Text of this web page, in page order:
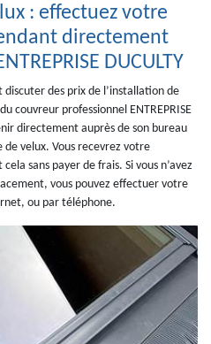
: effectuez votre
directement
DUCULTY
des prix de l’installation de
couvreur professionnel ENTREPRISE
directement auprès de son bureau
de velux. Vous recevrez votre
sans payer de frais. Si vous n’avez
vous pouvez effectuer votre
ou par téléphone.